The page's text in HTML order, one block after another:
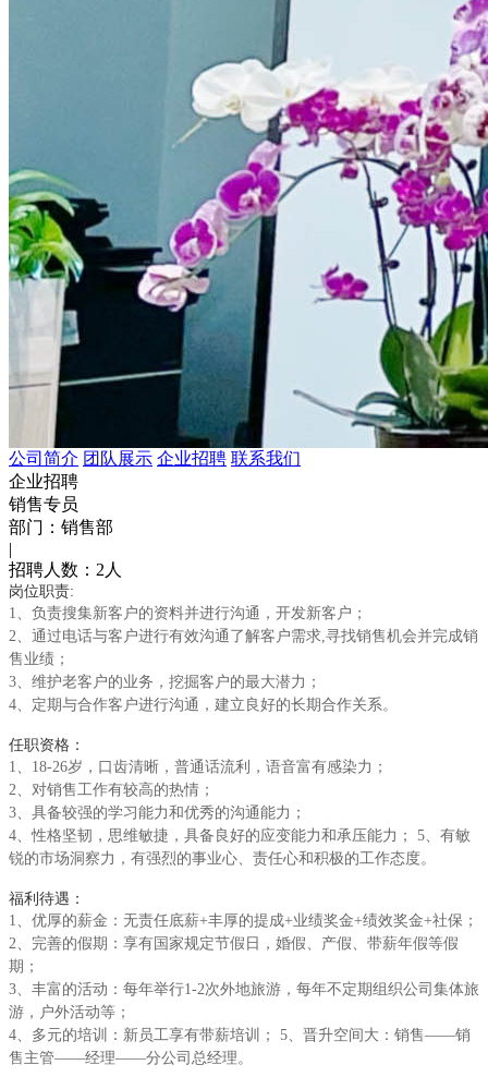
公司简介 团队展示 企业招聘 联系我们
企业招聘
销售专员
部门：销售部
|
招聘人数： 2人
岗位职责:
1、负责搜集新客户的资料并进行沟通，开发新客户；
2、通过电话与客户进行有效沟通了解客户需求,寻找销售机会并完成销
售业绩；
3、维护老客户的业务，挖掘客户的最大潜力；
4、定期与合作客户进行沟通，建立良好的长期合作关系。
任职资格：
1、18-26岁，口齿清晰，普通话流利，语音富有感染力；
2、对销售工作有较高的热情；
3、具备较强的学习能力和优秀的沟通能力；
4、性格坚韧，思维敏捷，具备良好的应变能力和承压能力； 5、有敏
锐的市场洞察力，有强烈的事业心、责任心和积极的工作态度。
福利待遇：
1、优厚的薪金：无责任底薪+丰厚的提成+业绩奖金+绩效奖金+社保；
2、完善的假期：享有国家规定节假日，婚假、产假、带薪年假等假
期；
3、丰富的活动：每年举行1-2次外地旅游，每年不定期组织公司集体旅
游，户外活动等；
4、多元的培训：新员工享有带薪培训； 5、晋升空间大：销售——销
售主管——经理——分公司总经理。